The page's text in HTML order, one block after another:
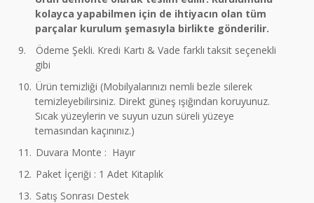
kolayca yapabilmen için de ihtiyacın olan tüm
parçalar kurulum şemasıyla birlikte gönderilir.
9.
Ödeme Şekli. Kredi Kartı & Vade farklı taksit seçenekli
gibi
10. Ürün temizliği (Mobilyalarınızı nemli bezle silerek
temizleyebilirsiniz. Direkt güneş ışığından koruyunuz.
Sıcak yüzeylerin ve suyun uzun süreli yüzeye
temasından kaçınınız.)
11. Duvara Monte : Hayır
12. Paket İçeriği : 1 Adet Kitaplık
13. Satış Sonrası Destek